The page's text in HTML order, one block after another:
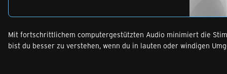
Mit fortschritt­lichem computer­gestützten Audio minimiert die
bist du besser zu verstehen, wenn du in lauten oder windigen